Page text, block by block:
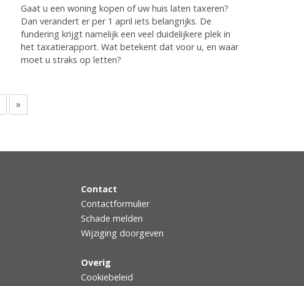
Gaat u een woning kopen of uw huis laten taxeren?
Dan verandert er per 1 april iets belangrijks. De
fundering krijgt namelijk een veel duidelijkere plek in
het taxatierapport. Wat betekent dat voor u, en waar
moet u straks op letten?
»
Contact
Contactformulier
Schade melden
Wijziging doorgeven
Overig
Cookiebeleid